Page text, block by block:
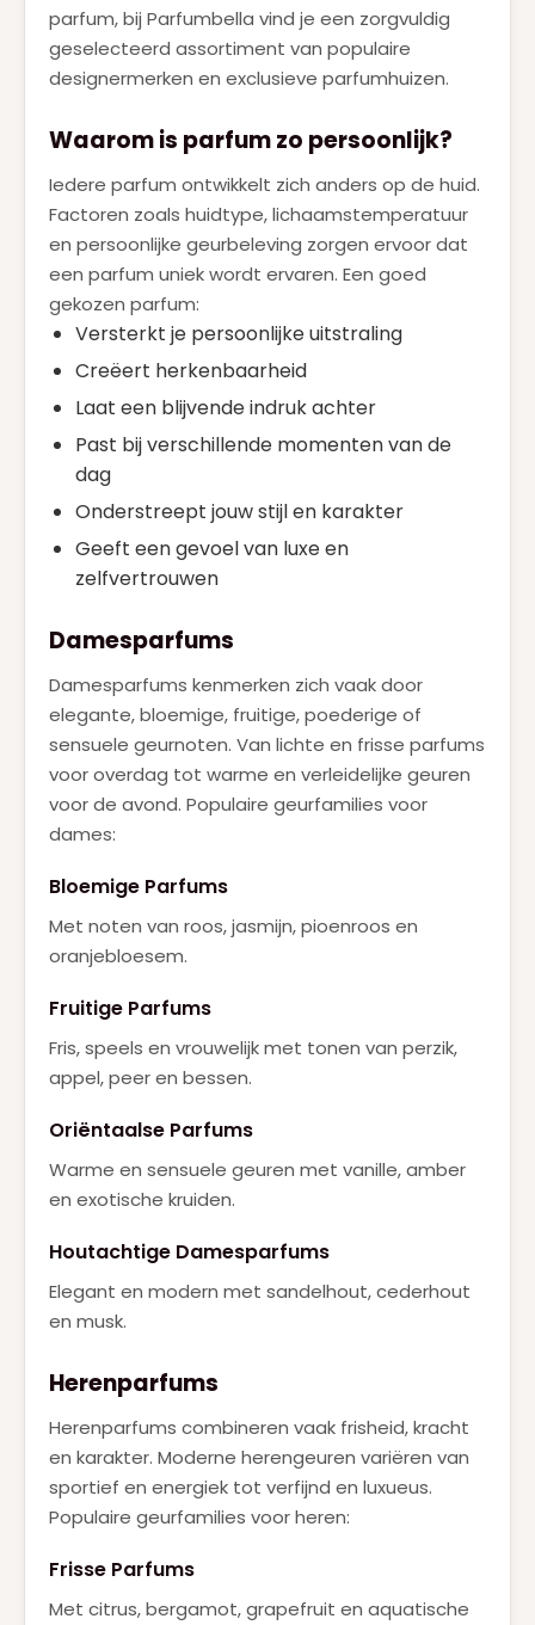
Roberto Cavalli(1)
SERGE LUTENS(1)
VALENTINO(15)
VERSACE(3)
YVES SAINT LAURENT(15)
ZADIG & VOLTAIRE
parfum, bij Parfumbella vind je een zorgvuldig
geselecteerd assortiment van populaire
designermerken en exclusieve parfumhuizen.
Waarom is parfum zo persoonlijk?
Iedere parfum ontwikkelt zich anders op de huid.
Factoren zoals huidtype, lichaamstemperatuur
en persoonlijke geurbeleving zorgen ervoor dat
een parfum uniek wordt ervaren. Een goed
gekozen parfum:
Versterkt je persoonlijke uitstraling
Creëert herkenbaarheid
Laat een blijvende indruk achter
Past bij verschillende momenten van de
dag
Onderstreept jouw stijl en karakter
Geeft een gevoel van luxe en
zelfvertrouwen
Damesparfums
Damesparfums kenmerken zich vaak door
elegante, bloemige, fruitige, poederige of
sensuele geurnoten. Van lichte en frisse parfums
voor overdag tot warme en verleidelijke geuren
voor de avond. Populaire geurfamilies voor
dames:
Bloemige Parfums
Met noten van roos, jasmijn, pioenroos en
oranjebloesem.
Fruitige Parfums
Fris, speels en vrouwelijk met tonen van perzik,
appel, peer en bessen.
Oriëntaalse Parfums
Warme en sensuele geuren met vanille, amber
en exotische kruiden.
Houtachtige Damesparfums
Elegant en modern met sandelhout, cederhout
en musk.
Herenparfums
Herenparfums combineren vaak frisheid, kracht
en karakter. Moderne herengeuren variëren van
sportief en energiek tot verfijnd en luxueus.
Populaire geurfamilies voor heren:
Frisse Parfums
Met citrus, bergamot, grapefruit en aquatische